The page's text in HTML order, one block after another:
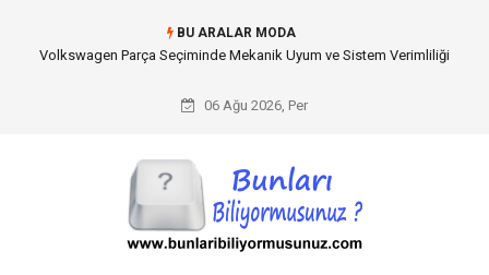
BU ARALAR MODA
Best Wedding Photographer in Turkey Seçimi Nasıl Yapılmalı?
06 Ağu 2026, Per